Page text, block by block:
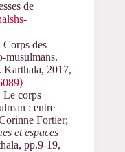
de
des
musulmans.
Karthala, 2017,
Le corps
: entre
Fortier;
et espaces
pp.9-19,